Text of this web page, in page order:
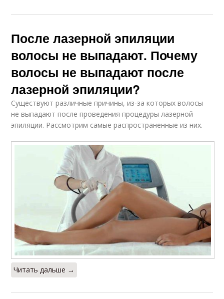
После лазерной эпиляции
волосы не выпадают. Почему
волосы не выпадают после
лазерной эпиляции?
Существуют различные причины, из-за которых волосы
не выпадают после проведения процедуры лазерной
эпиляции. Рассмотрим самые распространенные из них.
Читать дальше →